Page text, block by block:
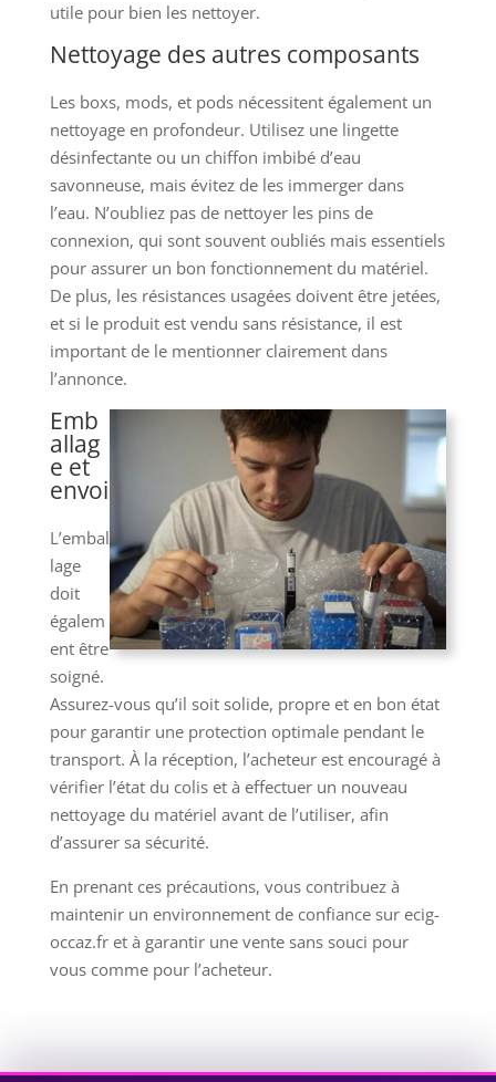
utile pour bien les nettoyer.
Nettoyage des autres composants
Les boxs, mods, et pods nécessitent également un
nettoyage en profondeur. Utilisez une lingette
désinfectante ou un chiffon imbibé d’eau
savonneuse, mais évitez de les immerger dans
l’eau. N’oubliez pas de nettoyer les pins de
connexion, qui sont souvent oubliés mais essentiels
pour assurer un bon fonctionnement du matériel.
De plus, les résistances usagées doivent être jetées,
et si le produit est vendu sans résistance, il est
important de le mentionner clairement dans
l’annonce.
Emb
allag
e et
envoi
L’embal
lage
doit
égalem
ent être
soigné.
Assurez-vous qu’il soit solide, propre et en bon état
pour garantir une protection optimale pendant le
transport. À la réception, l’acheteur est encouragé à
vérifier l’état du colis et à effectuer un nouveau
nettoyage du matériel avant de l’utiliser, afin
d’assurer sa sécurité.
En prenant ces précautions, vous contribuez à
maintenir un environnement de confiance sur ecig-
occaz.fr et à garantir une vente sans souci pour
vous comme pour l’acheteur.